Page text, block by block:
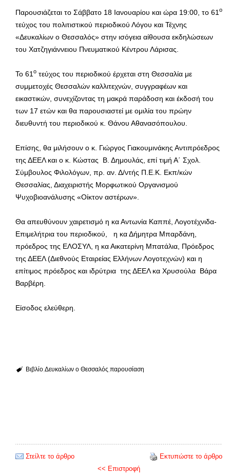
Παρουσιάζεται το Σάββατο 18 Ιανουαρίου και ώρα 19:00, το 61 ο
τεύχος του πολιτιστικού περιοδικού Λόγου και Τέχνης
«Δευκαλίων ο Θεσσαλός» στην ισόγεια αίθουσα εκδηλώσεων
του Χατζηγιάννειου Πνευματικού Κέντρου Λάρισας.
Το 61 ο τεύχος του περιοδικού έρχεται στη Θεσσαλία με
συμμετοχές Θεσσαλών καλλιτεχνών, συγγραφέων και
εικαστικών, συνεχίζοντας τη μακρά παράδοση και έκδοσή του
των 17 ετών και θα παρουσιαστεί με ομιλία του πρώην
διευθυντή του περιοδικού κ. Θάνου Αθανασόπουλου.
Επίσης, θα μιλήσουν ο κ. Γιώργος Γιακουμινάκης Αντιπρόεδρος
της ΔΕΕΛ και ο κ. Κώστας Β. Δημουλάς, επί τιμή Α΄ Σχολ.
Σύμβουλος Φιλολόγων, πρ. αν. Δ/ντής Π.Ε.Κ. Εκπ/κών
Θεσσαλίας, Διαχειριστής Μορφωτικού Οργανισμού
Ψυχοβιοανάλυσης «Οίκτον αστέρων».
Θα απευθύνουν χαιρετισμό η κα Αντωνία Καππέ, Λογοτέχνιδα-
Επιμελήτρια του περιοδικού, η κα Δήμητρα Μπαρδάνη,
πρόεδρος της ΕΛΟΣΥΛ, η κα Αικατερίνη Μπατάλια, Πρόεδρος
της ΔΕΕΛ (Διεθνούς Εταιρείας Ελλήνων Λογοτεχνών) και η
επίτιμος πρόεδρος και ιδρύτρια της ΔΕΕΛ κα Χρυσούλα Βάρα
Βαρβέρη.
Είσοδος ελεύθερη.
Βιβλίο Δευκαλίων ο Θεσσαλός παρουσίαση
Στείλτε το άρθρο
Εκτυπώστε το άρθρο
<< Επιστροφή